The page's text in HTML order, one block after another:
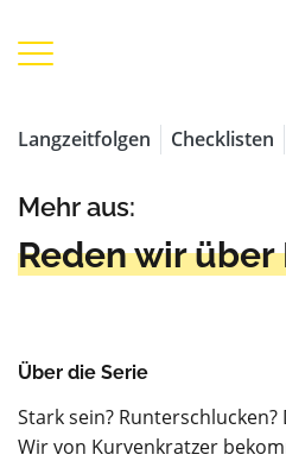
Langzeitfolgen Checklisten
Mehr aus:
Reden wir über
Über die Serie
Stark sein?
Wir von Kurvenkratzer